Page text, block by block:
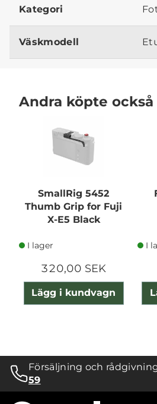
Kategori
Väskmodell
Andra köpte också
SmallRig 5452
Thumb Grip for Fuji
X-E5 Black
I lager
320,00 SEK
Lägg i kundvagn
I
Försäljning och
59